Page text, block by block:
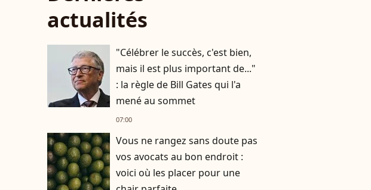
actualités
"Célébrer le succès, c'est bien,
mais il est plus important de..."
: la règle de Bill Gates qui l'a
mené au sommet
07:00
Vous ne rangez sans doute pas
vos avocats au bon endroit :
voici où les placer pour une